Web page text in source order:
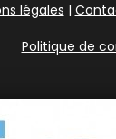
légales |
Politique de